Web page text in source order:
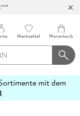
Merkzettel Warenkorb
mit dem